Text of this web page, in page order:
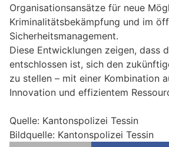
Organisationsansätze für neue
Kriminalitätsbekämpfung und im
Sicherheitsmanagement.
Diese Entwicklungen zeigen, dass
entschlossen ist, sich den
zu stellen – mit einer Kombination
Innovation und effizientem
Quelle: Kantonspolizei Tessin
Bildquelle: Kantonspolizei Tessin